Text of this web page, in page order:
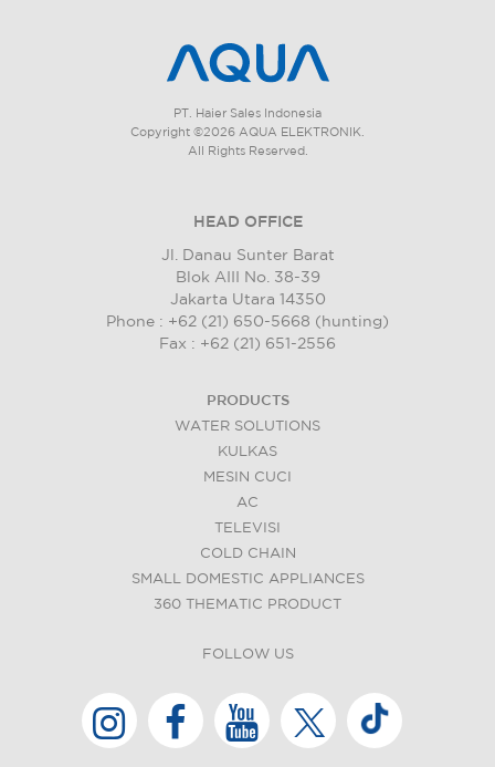
PT. Haier Sales Indonesia
Copyright ©2026 AQUA ELEKTRONIK.
All Rights Reserved.
HEAD OFFICE
Jl. Danau Sunter Barat
Blok AIII No. 38-39
Jakarta Utara 14350
Phone : +62 (21) 650-5668 (hunting)
Fax : +62 (21) 651-2556
PRODUCTS
WATER SOLUTIONS
KULKAS
MESIN CUCI
AC
TELEVISI
COLD CHAIN
SMALL DOMESTIC APPLIANCES
360 THEMATIC PRODUCT
FOLLOW US